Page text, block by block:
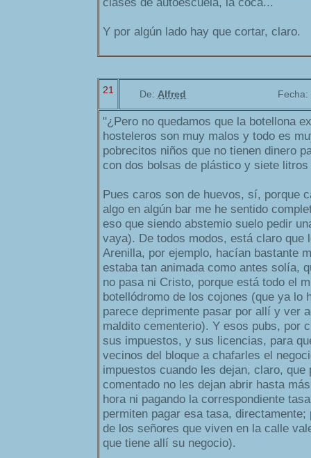
Y por algún lado hay que cortar, claro.
21 De: Alfred Fecha:
"¿Pero no quedamos que la botellona
hosteleros son muy malos y todo es
pobrecitos niños que no tienen dinero
con dos bolsas de plástico y siete
Pues caros son de huevos, sí, porque
algo en algún bar me he sentido
eso que siendo abstemio suelo pedir
vaya). De todos modos, está claro que
Arenilla, por ejemplo, hacían bastante
estaba tan animada como antes solía,
no pasa ni Cristo, porque está todo el
botellódromo de los cojones (que ya lo
parece deprimente pasar por allí y ver
maldito cementerio). Y esos pubs, por
sus impuestos, y sus licencias, para
vecinos del bloque a chafarles el
impuestos cuando les dejan, claro, que
comentado no les dejan abrir hasta
hora ni pagando la correspondiente
permiten pagar esa tasa,
de los señores que viven en la calle
que tiene allí su negocio).